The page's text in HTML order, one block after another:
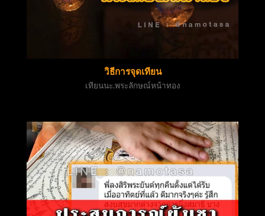
วิธีการจุดเทียน
เทียนนะ.พระลักษณ์หน้าทอง